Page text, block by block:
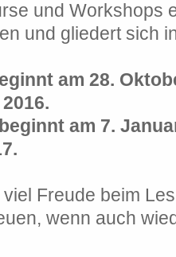
und Workshops
und gliedert sich
am 28.
am 7.
Freude beim
wenn auch